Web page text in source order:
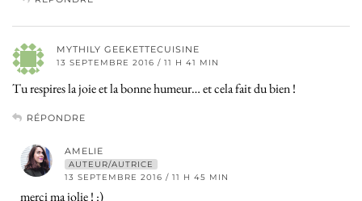
MYTHILY GEEKETTECUISINE
13 SEPTEMBRE 2016 / 11 H 41 MIN
Tu respires la joie et la bonne humeur… et cela fait du bien !
RÉPONDRE
AMELIE
AUTEUR/AUTRICE
13 SEPTEMBRE 2016 / 11 H 45 MIN
merci ma jolie ! :)